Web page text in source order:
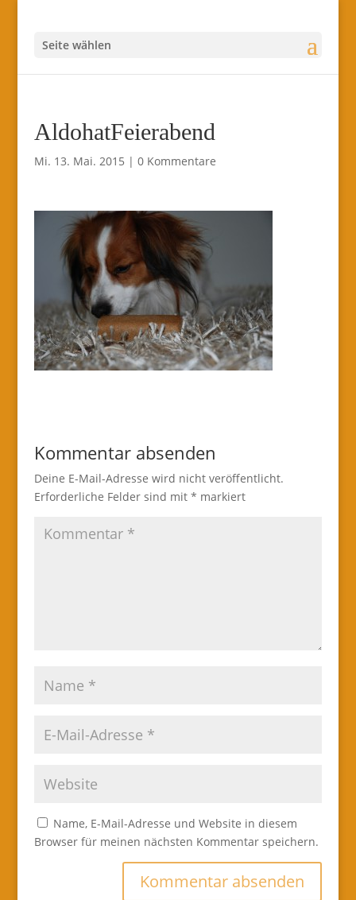
Seite wählen
AldohatFeierabend
Mi. 13. Mai. 2015 | 0 Kommentare
Kommentar absenden
Deine E-Mail-Adresse wird nicht veröffentlicht.
Erforderliche Felder sind mit * markiert
Name, E-Mail-Adresse und Website in diesem
Browser für meinen nächsten Kommentar speichern.